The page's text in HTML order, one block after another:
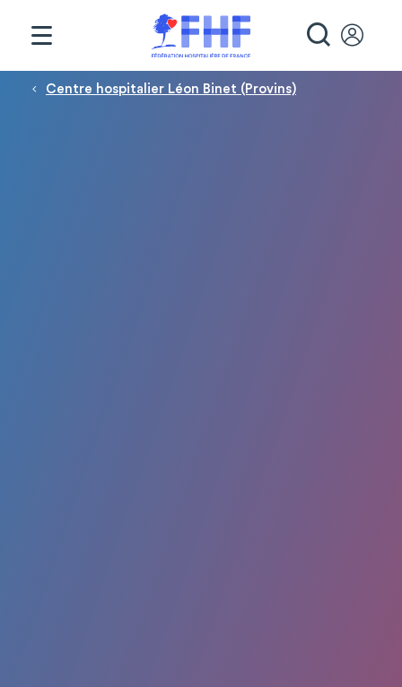
Fil d'Ariane
Centre hospitalier Léon Binet (Provins)
Panneau de gestion des cookies